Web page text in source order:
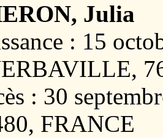
Julia
: 15
: 30
FRANCE